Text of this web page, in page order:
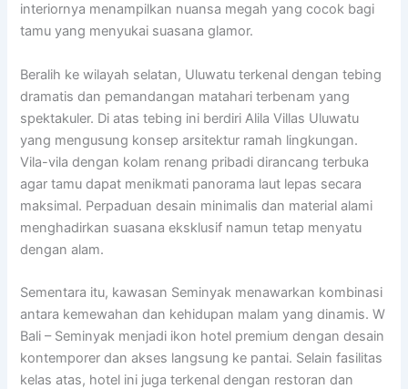
interiornya menampilkan nuansa megah yang cocok bagi
tamu yang menyukai suasana glamor.
Beralih ke wilayah selatan, Uluwatu terkenal dengan tebing
dramatis dan pemandangan matahari terbenam yang
spektakuler. Di atas tebing ini berdiri Alila Villas Uluwatu
yang mengusung konsep arsitektur ramah lingkungan.
Vila-vila dengan kolam renang pribadi dirancang terbuka
agar tamu dapat menikmati panorama laut lepas secara
maksimal. Perpaduan desain minimalis dan material alami
menghadirkan suasana eksklusif namun tetap menyatu
dengan alam.
Sementara itu, kawasan Seminyak menawarkan kombinasi
antara kemewahan dan kehidupan malam yang dinamis. W
Bali – Seminyak menjadi ikon hotel premium dengan desain
kontemporer dan akses langsung ke pantai. Selain fasilitas
kelas atas, hotel ini juga terkenal dengan restoran dan